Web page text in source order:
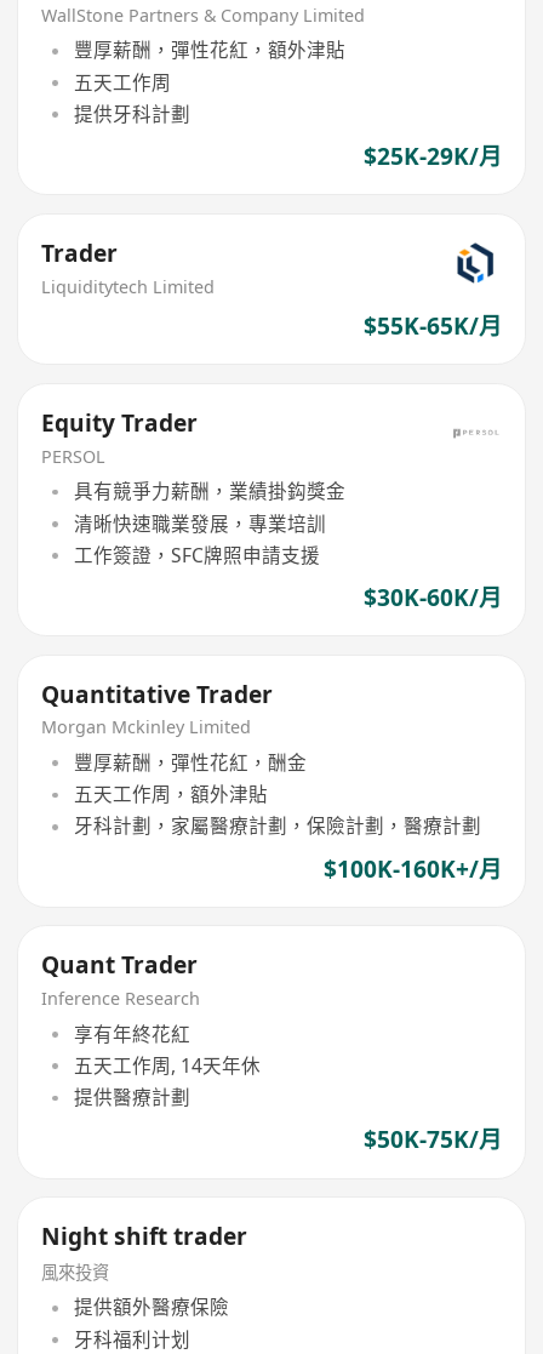
WallStone Partners & Company Limited
豐厚薪酬，彈性花紅，額外津貼
五天工作周
提供牙科計劃
$25K-29K/月
Trader
Liquiditytech Limited
$55K-65K/月
Equity Trader
PERSOL
具有競爭力薪酬，業績掛鈎獎金
清晰快速職業發展，專業培訓
工作簽證，SFC牌照申請支援
$30K-60K/月
Quantitative Trader
Morgan Mckinley Limited
豐厚薪酬，彈性花紅，酬金
五天工作周，額外津貼
牙科計劃，家屬醫療計劃，保險計劃，醫療計劃
$100K-160K+/月
Quant Trader
Inference Research
享有年終花紅
五天工作周, 14天年休
提供醫療計劃
$50K-75K/月
Night shift trader
風來投資
提供額外醫療保險
牙科福利计划